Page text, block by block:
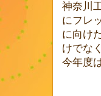
神奈川
にフレ
に向け
けでな
今年度